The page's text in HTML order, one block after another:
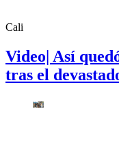
Cali
Video| Así
tras el